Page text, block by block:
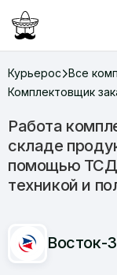
Курьерос Все
Комплектовщик
Работа
складе
помощью
техникой и
Восток-